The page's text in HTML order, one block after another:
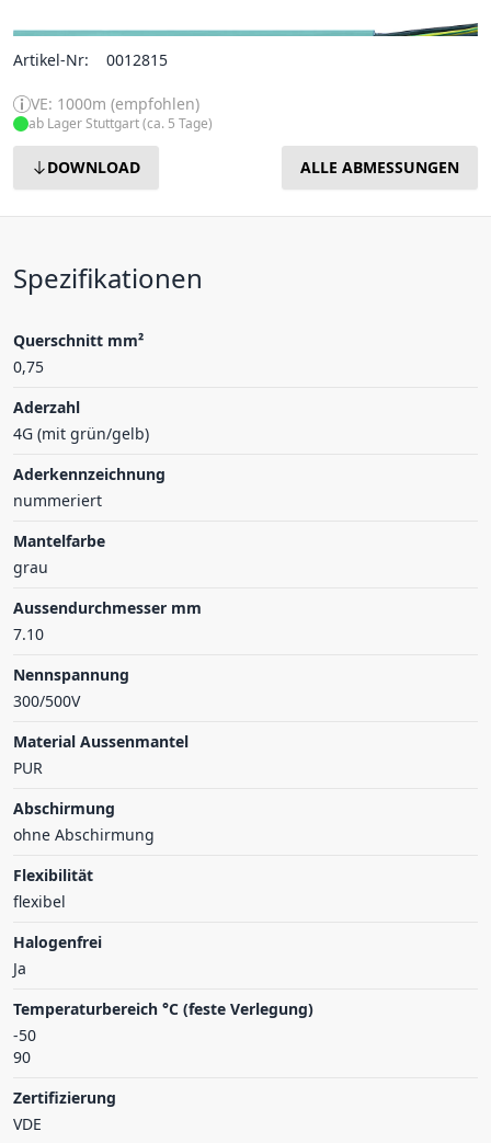
Artikel-Nr: 0012815
VE: 1000m (empfohlen)
ab Lager Stuttgart (ca. 5 Tage)
DOWNLOAD ALLE ABMESSUNGEN
Spezifikationen
Querschnitt mm²
0,75
Aderzahl
4G (mit grün/gelb)
Aderkennzeichnung
nummeriert
Mantelfarbe
grau
Aussendurchmesser mm
7.10
Nennspannung
300/500V
Material Aussenmantel
PUR
Abschirmung
ohne Abschirmung
Flexibilität
flexibel
Halogenfrei
Ja
Temperaturbereich °C (feste Verlegung)
-50
90
Zertifizierung
VDE